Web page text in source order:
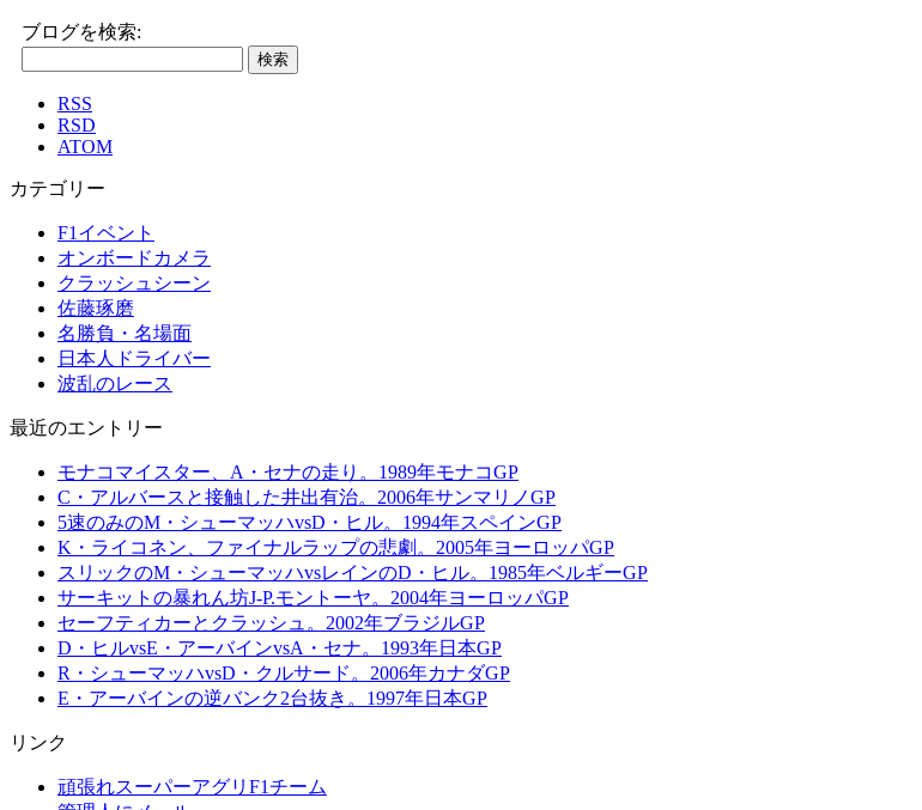
ブログを検索:
RSS
RSD
ATOM
カテゴリー
F1イベント
オンボードカメラ
クラッシュシーン
佐藤琢磨
名勝負・名場面
日本人ドライバー
波乱のレース
最近のエントリー
モナコマイスター、A・セナの走り。1989年モナコGP
C・アルバースと接触した井出有治。2006年サンマリノGP
5速のみのM・シューマッハvsD・ヒル。1994年スペインGP
K・ライコネン、ファイナルラップの悲劇。2005年ヨーロッパGP
スリックのM・シューマッハvsレインのD・ヒル。1985年ベルギーGP
サーキットの暴れん坊J-P.モントーヤ。2004年ヨーロッパGP
セーフティカーとクラッシュ。2002年ブラジルGP
D・ヒルvsE・アーバインvsA・セナ。1993年日本GP
R・シューマッハvsD・クルサード。2006年カナダGP
E・アーバインの逆バンク2台抜き。1997年日本GP
リンク
頑張れスーパーアグリF1チーム